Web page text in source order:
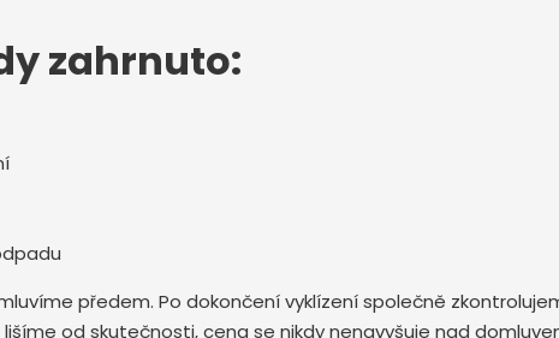
zahrnuto:
předem. Po dokončení vyklízení společně
od skutečnosti, cena se nikdy nenavyšuje nad